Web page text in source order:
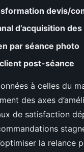
devis/
d’acquisition
par séance photo
post-séance
à celles du
des axes
de satisfaction
la relance